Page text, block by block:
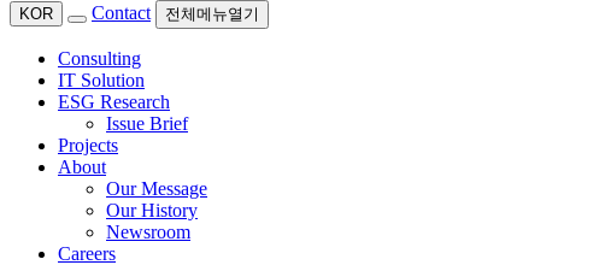
KOR Contact 전체메뉴열기
Consulting
IT Solution
ESG Research
Issue Brief
Projects
About
Our Message
Our History
Newsroom
Careers